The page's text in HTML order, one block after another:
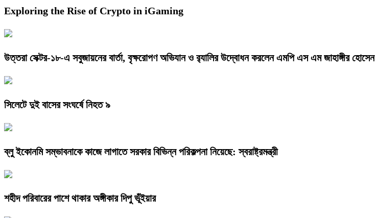
Exploring the Rise of Crypto in iGaming
উত্তরা সেক্টর-১৮-এ সবুজায়নের বার্তা, বৃক্ষরোপণ অভিযান ও র‍্যালির উদ্বোধন করলেন এমপি এস এম জাহাঙ্গীর হোসেন
সিলেটে দুই বাসের সংঘর্ষে নিহত ৯
ব্লু ইকোনমি সম্ভাবনাকে কাজে লাগাতে সরকার বিভিন্ন পরিকল্পনা নিয়েছে: স্বরাষ্ট্রমন্ত্রী
শহীদ পরিবারের পাশে থাকার অঙ্গীকার দিপু ভূঁইয়ার